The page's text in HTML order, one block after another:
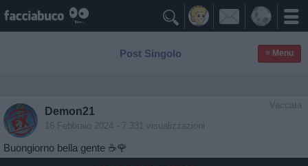

Post Singolo ≡ Menu
Vaccata
Demon21
16 Febbraio 2024 - 7.331 visualizzazioni
Buongiorno bella gente ☕🌹